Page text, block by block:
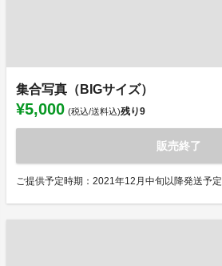
集合写真（BIGサイズ）
¥5,000 (税込/送料込)残り9
販売終了
ご提供予定時期：2021年12月中旬以降発送予定